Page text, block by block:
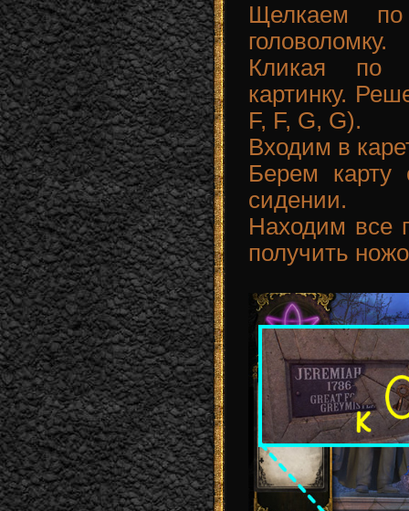
Щелкаем
головоломку.
Кликая по
картинку.
F, F, G, G).
Входим в
Берем карту
сидении.
Находим все
получить